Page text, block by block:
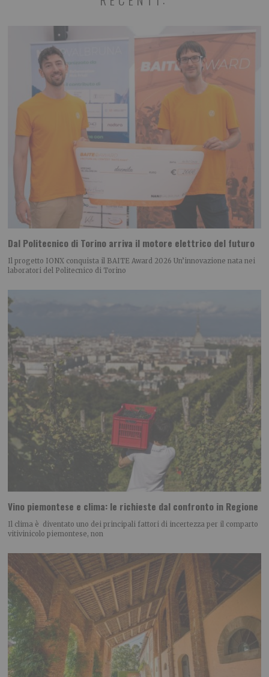
Dal Politecnico di Torino arriva il motore elettrico del futuro
Il progetto IONX conquista il BAITE Award 2026 Un’innovazione nata nei
laboratori del Politecnico di Torino
Vino piemontese e clima: le richieste dal confronto in Regione
Il clima è diventato uno dei principali fattori di incertezza per il comparto
vitivinicolo piemontese, non